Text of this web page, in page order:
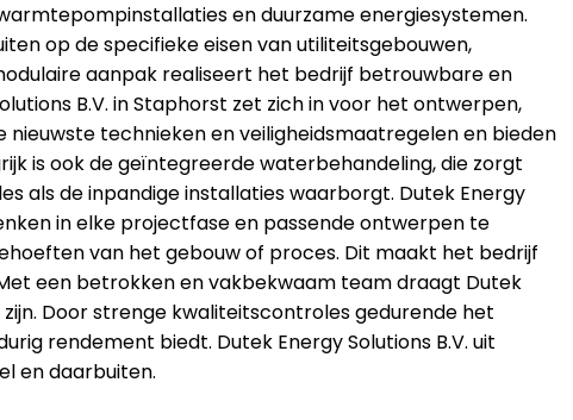
en duurzame energiesystemen.
op de specifieke eisen van utiliteitsgebouwen,
aanpak realiseert het bedrijf betrouwbare en
B.V. in Staphorst zet zich in voor het ontwerpen,
technieken en veiligheidsmaatregelen en bieden
is ook de geïntegreerde waterbehandeling, die zorgt
als de inpandige installaties waarborgt. Dutek Energy
in elke projectfase en passende ontwerpen te
van het gebouw of proces. Dit maakt het bedrijf
een betrokken en vakbekwaam team draagt Dutek
Door strenge kwaliteitscontroles gedurende het
rendement biedt. Dutek Energy Solutions B.V. uit
en daarbuiten.